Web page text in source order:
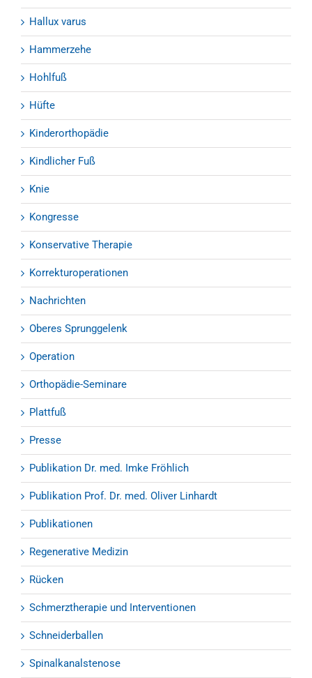
Hallux varus
Hammerzehe
Hohlfuß
Hüfte
Kinderorthopädie
Kindlicher Fuß
Knie
Kongresse
Konservative Therapie
Korrekturoperationen
Nachrichten
Oberes Sprunggelenk
Operation
Orthopädie-Seminare
Plattfuß
Presse
Publikation Dr. med. Imke Fröhlich
Publikation Prof. Dr. med. Oliver Linhardt
Publikationen
Regenerative Medizin
Rücken
Schmerztherapie und Interventionen
Schneiderballen
Spinalkanalstenose